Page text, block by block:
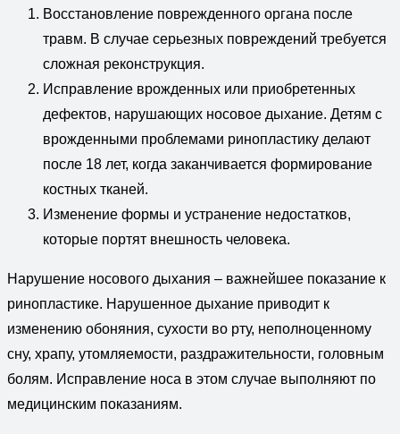
Восстановление поврежденного органа после
травм. В случае серьезных повреждений требуется
сложная реконструкция.
Исправление врожденных или приобретенных
дефектов, нарушающих носовое дыхание. Детям с
врожденными проблемами ринопластику делают
после 18 лет, когда заканчивается формирование
костных тканей.
Изменение формы и устранение недостатков,
которые портят внешность человека.
Нарушение носового дыхания – важнейшее показание к
ринопластике. Нарушенное дыхание приводит к
изменению обоняния, сухости во рту, неполноценному
сну, храпу, утомляемости, раздражительности, головным
болям. Исправление носа в этом случае выполняют по
медицинским показаниям.